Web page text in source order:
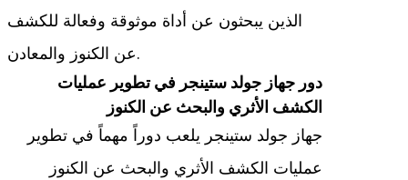
الذين يبحثون عن أداة موثوقة وفعالة للكشف
عن الكنوز والمعادن.
دور جهاز جولد ستينجر في تطوير عمليات
الكشف الأثري والبحث عن الكنوز
جهاز جولد ستينجر يلعب دوراً مهماً في تطوير
عمليات الكشف الأثري والبحث عن الكنوز